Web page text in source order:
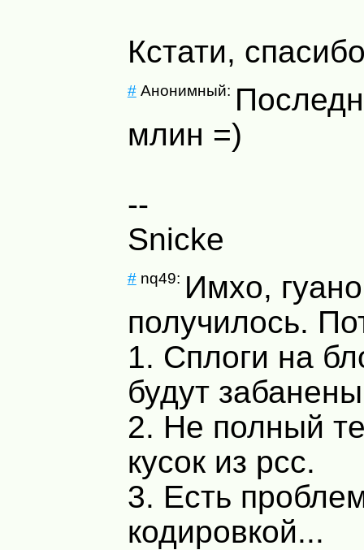
Кстати,
#Анонимный:
млин =)
--
Snicke
#nq49: Имхо,
получилось.
1. Сплоги на
будут
2. Не полный
кусок из рсс.
3. Есть
кодировкой...